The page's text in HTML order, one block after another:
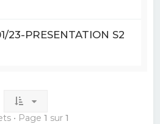
23-PRESENTATION S2
• Page 1 sur 1